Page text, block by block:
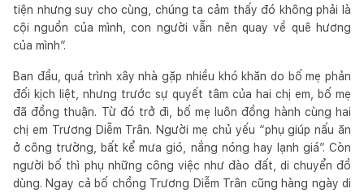
tiện nhưng suy cho cùng, chúng ta cảm thấy đó không phải là
cội nguồn của mình, con người vẫn nên quay về quê hương
của mình”.
Ban đầu, quá trình xây nhà gặp nhiều khó khăn do bố mẹ phản
đối kịch liệt, nhưng trước sự quyết tâm của hai chị em, bố mẹ
đã đồng thuận. Từ đó trở đi, bố mẹ luôn đồng hành cùng hai
chị em Trương Diễm Trân. Người mẹ chủ yếu “phụ giúp nấu ăn
ở công trường, bất kể mưa gió, nắng nóng hay lạnh giá”. Còn
người bố thì phụ những công việc như đào đất, di chuyển đồ
dùng. Ngay cả bố chồng Trương Diễm Trân cũng hàng ngày di